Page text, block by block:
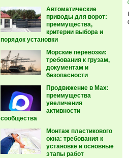
Автоматические
приводы для ворот:
преимущества,
критерии выбора и
порядок установки
Морские перевозки:
требования к грузам,
документам и
безопасности
Продвижение в Max:
преимущества
увеличения
активности
сообщества
Монтаж пластикового
окна: требования к
установке и основные
этапы работ